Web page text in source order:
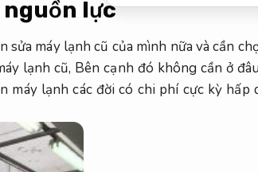
lực
máy lạnh cũ của mình nữa và cần
lạnh cũ, Bên cạnh đó không cần ở
lạnh các đời có chi phí cực kỳ hấp